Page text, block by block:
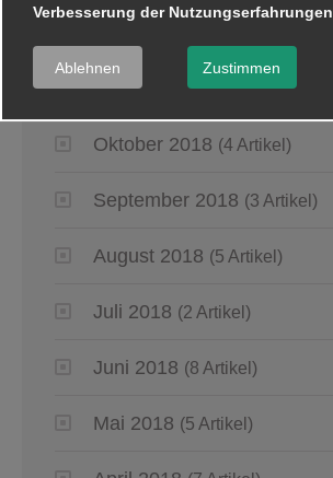
November 2018 (2 Artikel)
Oktober 2018 (4 Artikel)
September 2018 (3 Artikel)
August 2018 (5 Artikel)
Juli 2018 (2 Artikel)
Juni 2018 (8 Artikel)
Mai 2018 (5 Artikel)
Verbesserung der Nutzungserfahrungen
Ablehnen Zustimmen